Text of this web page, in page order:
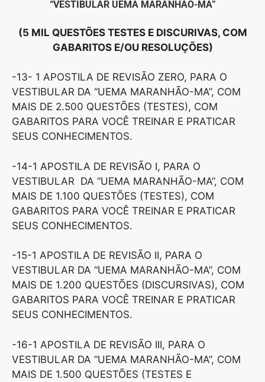
“VESTIBULAR UEMA MARANHÃO-MA”
(5 MIL QUESTÕES TESTES E DISCURIVAS, COM
GABARITOS E/OU RESOLUÇÕES)
-13- 1 APOSTILA DE REVISÃO ZERO, PARA O
VESTIBULAR DA “UEMA MARANHÃO-MA”, COM
MAIS DE 2.500 QUESTÕES (TESTES), COM
GABARITOS PARA VOCÊ TREINAR E PRATICAR
SEUS CONHECIMENTOS.
-14-1 APOSTILA DE REVISÃO I, PARA O
VESTIBULAR DA “UEMA MARANHÃO-MA”, COM
MAIS DE 1.100 QUESTÕES (TESTES), COM
GABARITOS PARA VOCÊ TREINAR E PRATICAR
SEUS CONHECIMENTOS.
-15-1 APOSTILA DE REVISÃO II, PARA O
VESTIBULAR DA “UEMA MARANHÃO-MA”, COM
MAIS DE 1.200 QUESTÕES (DISCURSIVAS), COM
GABARITOS PARA VOCÊ TREINAR E PRATICAR
SEUS CONHECIMENTOS.
-16-1 APOSTILA DE REVISÃO III, PARA O
VESTIBULAR DA “UEMA MARANHÃO-MA”, COM
MAIS DE 1.500 QUESTÕES (TESTES E